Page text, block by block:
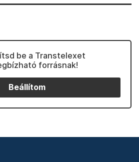
be a Transtelexet
forrásnak!
Beállítom